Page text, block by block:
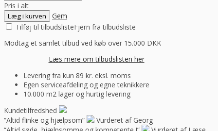
Pris i alt
Læg i kurven
Gem
Tilføj til tilbudslisteFjern fra tilbudsliste
Modtag et samlet tilbud ved køb over 15.000 DKK
Læs mere om tilbudslisten her
Levering fra kun 89 kr. eksl. moms
Egen serviceafdeling og egne teknikkere
10.000 m2 lager og hurtig levering
Kundetilfredshed
“Altid flinke og hjælpsom”
Vurderet af Georg